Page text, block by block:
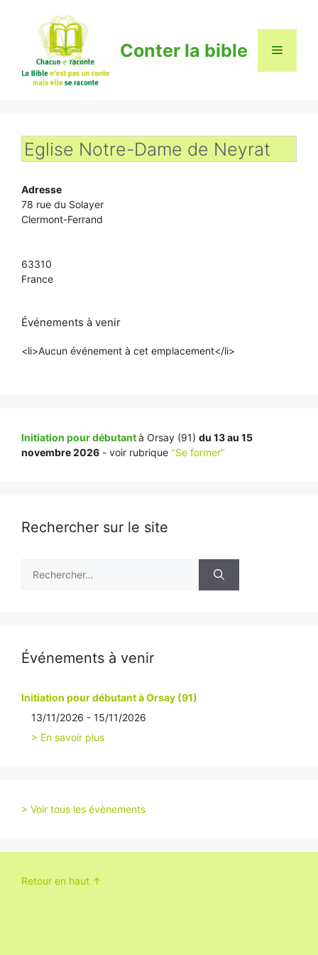
Conter la bible Menu
Eglise Notre-Dame de Neyrat
Adresse
78 rue du Solayer
Clermont-Ferrand
63310
France
Événements à venir
<li>Aucun événement à cet emplacement</li>
Initiation pour débutantà Orsay (91) du 13 au 15
novembre 2026 - voir rubrique "Se former"
Rechercher sur le site
Événements à venir
Initiation pour débutant à Orsay (91)
13/11/2026 - 15/11/2026
> En savoir plus
> Voir tous les évènements
Retour en haut ↑